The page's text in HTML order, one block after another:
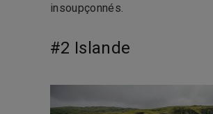
insoupçonnés.
#2 Islande